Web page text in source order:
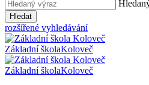
Hledat
rozšířené vyhledávání
Základní školaKoloveč
Základní školaKoloveč